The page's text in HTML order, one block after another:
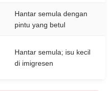
Hantar semula dengan
pintu yang betul
Hantar semula; isu kecil
di imigresen